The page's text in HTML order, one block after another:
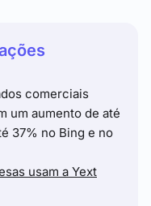
comerciais
um aumento de até
37% no Bing e no
usam a Yext